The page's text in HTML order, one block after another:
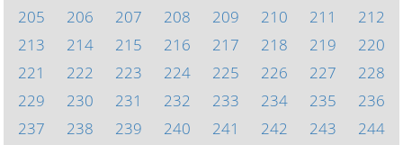
205
206 207 208 209 210 211
212
213
214 215 216 217 218 219
220
221
222 223 224 225 226 227
228
229
230 231 232 233 234 235
236
237
238 239 240 241 242 243
244